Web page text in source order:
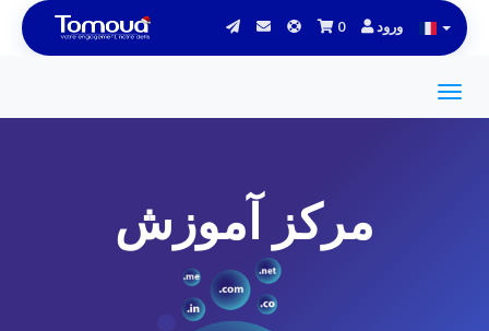
ورود 0
مرکز آموزش